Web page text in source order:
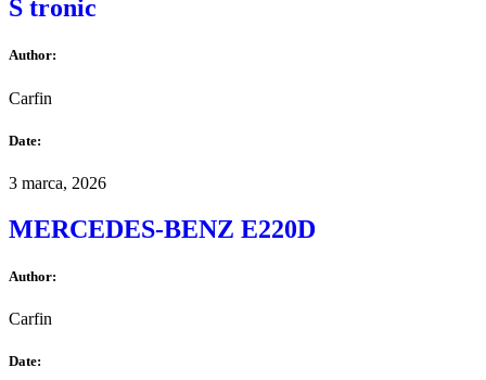
S tronic
Author:
Carfin
Date:
3 marca, 2026
MERCEDES-BENZ E220D
Author:
Carfin
Date: